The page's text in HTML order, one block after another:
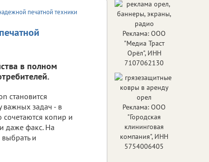
печатной техники
в полном
становится
важных задач - в
сочетаются копир и
даже факс. На
и
Реклама: ООО
"Медиа Траст
Орёл", ИНН
7107062130
Реклама: ООО
"Городская
клининговая
компания", ИНН
5754006405